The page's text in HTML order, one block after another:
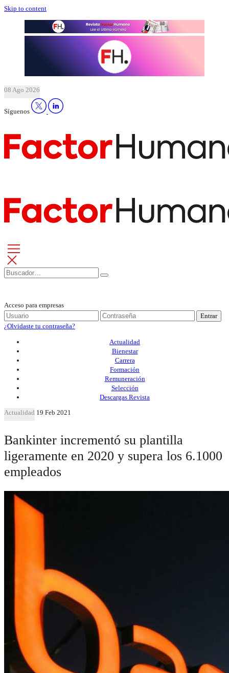
Skip to content
08 Ago 2026
Síguenos
Acceso para empresas
Entrar
¿Olvidaste tu contraseña?
Actualidad
Bienestar
Carrera
Formación
Remuneración
Selección
Descargas Revista
Actualidad 19 Feb 2021
Bankinter incrementó su plantilla
ligeramente en 2020 y supera los 6.1000
empleados